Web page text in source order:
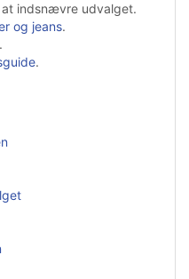
indsnævre udvalget.
og jeans.
.
.